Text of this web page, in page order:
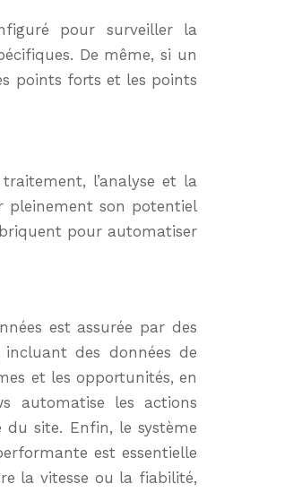
pour surveiller la
De même, si un
points forts et les points
l’analyse et la
pleinement son potentiel
pour automatiser
est assurée par des
des données de
et les opportunités, en
automatise les actions
site. Enfin, le système
est essentielle
la vitesse ou la fiabilité,